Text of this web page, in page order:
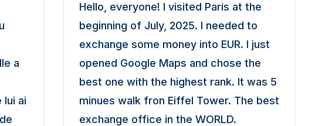
a
lui ai
Hello, everyone! I visited Paris at the
beginning of July, 2025. I needed to
exchange some money into EUR. I just
opened Google Maps and chose the
best one with the highest rank. It was 5
minues walk fron Eiffel Tower. The best
exchange office in the WORLD.